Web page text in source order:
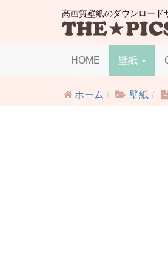
高画質壁紙のダウンロード
HOME 壁紙
ホーム 壁紙